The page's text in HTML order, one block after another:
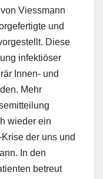
Viessmann
und
Diese
infektiöser
Innen- und
Mehr
wieder ein
der uns und
In den
betreut